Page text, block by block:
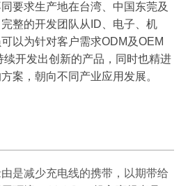
要求生产地在台湾、中国东莞及
整的开发团队从ID、电子、机
以为针对客户需求ODM及OEM
续开发出创新的产品，同时也精进
案，朝向不同产业应用发展。
是减少充电线的携带，以期带给